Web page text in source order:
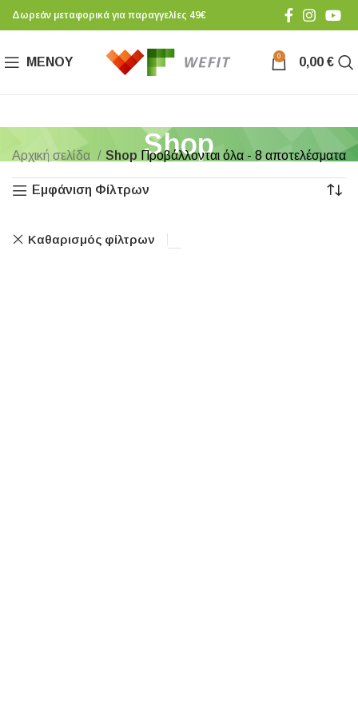
Δωρεάν μεταφορικά για παραγγελίες 49€
ΜΕΝΟΎ 0 0,00 €
Shop
Αρχική σελίδα Shop Προβάλλονται όλα - 8 αποτελέσματα
Εμφάνιση Φίλτρων
Καθαρισμός φίλτρων